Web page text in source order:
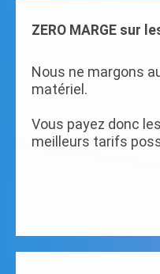
ZERO MARGE sur
Nous ne margons
matériel.
Vous payez donc
meilleurs tarifs